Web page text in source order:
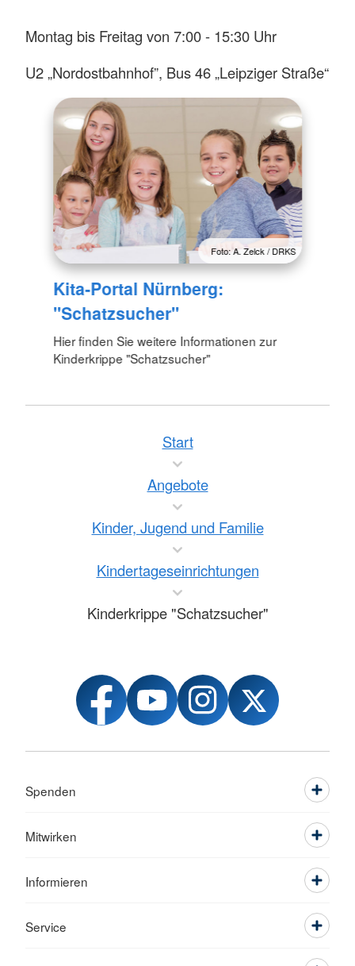
Montag bis Freitag von 7:00 - 15:30 Uhr
U2 „Nordostbahnhof”, Bus 46 „Leipziger Straße“
Foto: A. Zelck / DRKS
Kita-Portal Nürnberg:
"Schatzsucher"
Hier finden Sie weitere Informationen zur
Kinderkrippe "Schatzsucher"
Start
Angebote
Kinder, Jugend und Familie
Kindertageseinrichtungen
Kinderkrippe "Schatzsucher"
Spenden
Mitwirken
Informieren
Service